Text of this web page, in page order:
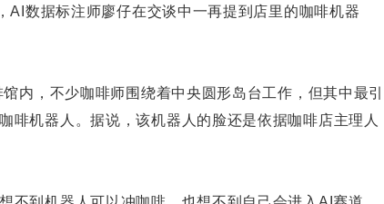
AI数据标注师廖仔在交谈中一再提到店里的咖啡机器
内，不少咖啡师围绕着中央圆形岛台工作，但其中最引
啡机器人。据说，该机器人的脸还是依据咖啡店主理人